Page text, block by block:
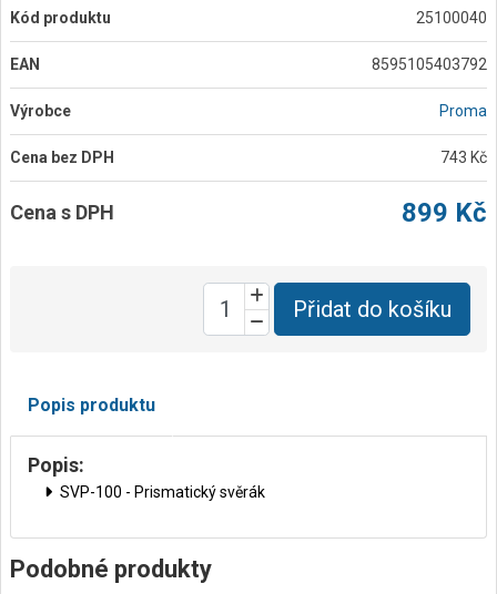
Kód produktu 25100040
EAN 8595105403792
Výrobce Proma
Cena bez DPH 743 Kč
Cena s DPH 899 Kč
Přidat do košíku
Popis produktu
Popis:
SVP-100 - Prismatický svěrák
Podobné produkty